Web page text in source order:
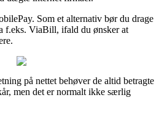
Som et alternativ bør du drage
f.eks. ViaBill, ifald du ønsker at
på nettet behøver de altid betragte
men det er normalt ikke særlig